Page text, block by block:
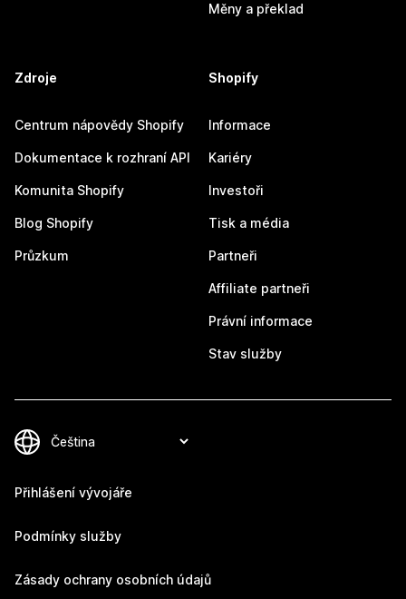
Měny a překlad
Zdroje
Centrum nápovědy Shopify
Dokumentace k rozhraní API
Komunita Shopify
Blog Shopify
Průzkum
Shopify
Informace
Kariéry
Investoři
Tisk a média
Partneři
Affiliate partneři
Právní informace
Stav služby
Přihlášení vývojáře
Podmínky služby
Zásady ochrany osobních údajů